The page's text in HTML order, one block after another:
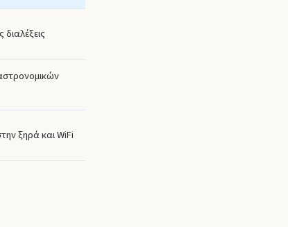
διαλέξεις
ξηρά και WiFi